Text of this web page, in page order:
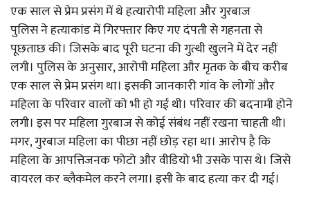
एक साल से प्रेम प्रसंग में थे हत्यारोपी महिला और गुरबाज
पुलिस ने हत्याकांड में गिरफ्तार किए गए दंपती से गहनता से
पूछताछ की। जिसके बाद पूरी घटना की गुत्थी खुलने में देर नहीं
लगी। पुलिस के अनुसार, आरोपी महिला और मृतक के बीच करीब
एक साल से प्रेम प्रसंग था। इसकी जानकारी गांव के लोगों और
महिला के परिवार वालों को भी हो गई थी। परिवार की बदनामी होने
लगी। इस पर महिला गुरबाज से कोई संबंध नहीं रखना चाहती थी।
मगर, गुरबाज महिला का पीछा नहीं छोड़ रहा था। आरोप है कि
महिला के आपत्तिजनक फोटो और वीडियो भी उसके पास थे। जिसे
वायरल कर ब्लैकमेल करने लगा। इसी के बाद हत्या कर दी गई।